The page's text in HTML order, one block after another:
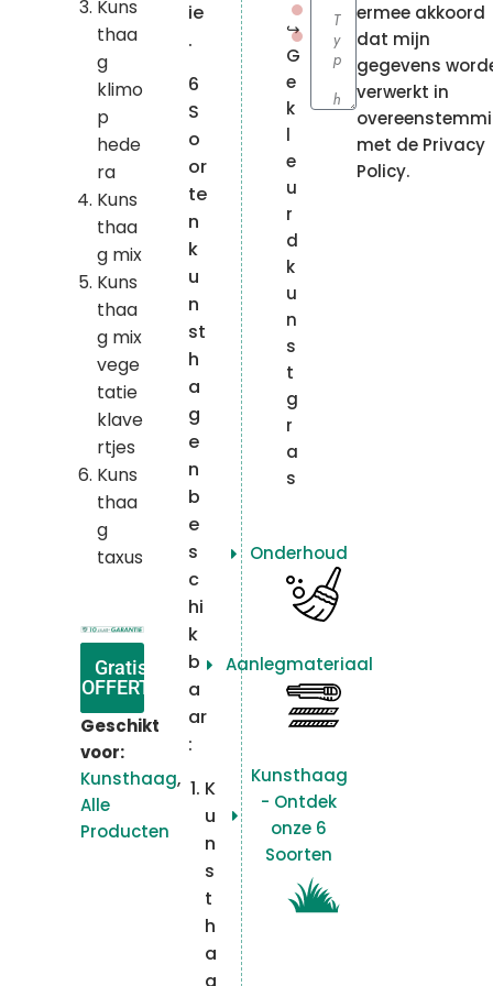
Kuns
thaa
g
klimo
p
hede
ra
Kuns
thaa
g mix
Kuns
thaa
g mix
vege
tatie
klave
rtjes
Kuns
thaa
g
taxus
Nu
bellen!
Gratis
OFFERTE
Geschikt
voor:
Kunsthaag,
Alle
Producten
ie
.
6
S
o
or
te
n
k
u
n
st
h
a
g
e
n
b
e
s
c
hi
k
b
a
ar
:
K
u
n
s
t
h
a
↪
G
e
k
l
e
u
r
d
k
u
n
s
t
g
r
a
s
Onderhoud
Aanlegmateriaal
Kunsthaag
- Ontdek
onze 6
Soorten
ermee akkoord
dat mijn
gegevens
verwerkt in
met de Privacy
Policy.